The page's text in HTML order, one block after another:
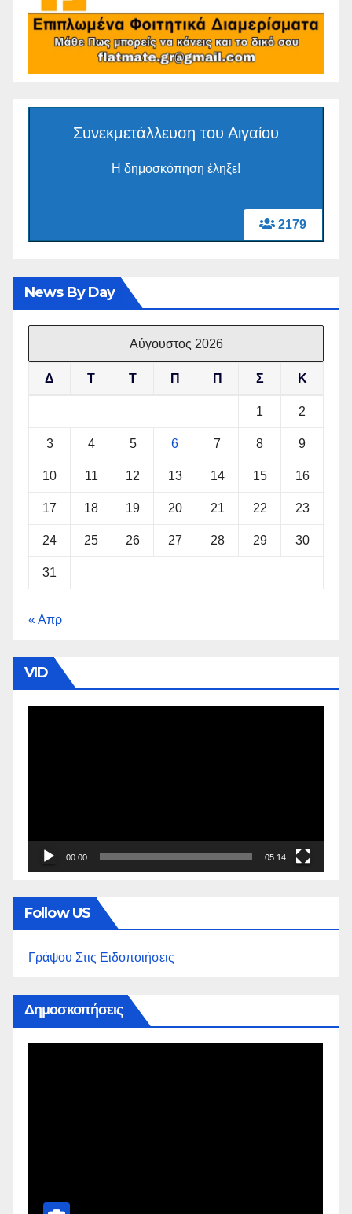
2179
Συνεκμετάλλευση του Αιγαίου
Η δημοσκόπηση έληξε!
News By Day
Αύγουστος 2026
Δ Τ Τ Π Π Σ Κ
1 2
3 4 5 6 7 8 9
10 11 12 13 14 15 16
17 18 19 20 21 22 23
24 25 26 27 28 29 30
31
« Απρ
VID
00:00 05:14
Follow US
Γράψου Στις Ειδοποιήσεις
Δημοσκοπήσεις